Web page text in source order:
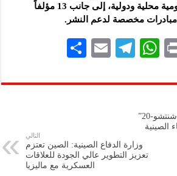
ويستضيف 87 جهة حكومية محلية ودولية، إلى جانب 13 مؤلفاً
P
nt
W
at
p
p
Te
gr
E
ai
ar
رواد سفينة الفضاء “شنتشو-20”
الصينية
التالي
وزارة الدفاع الصينية: الصين تعتزم
تعزيز التطوير عالي الجودة للعلاقات
العسكرية مع ماليزيا